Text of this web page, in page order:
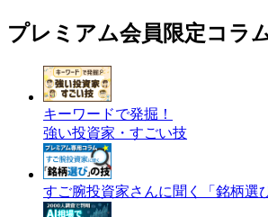
プレミアム会員限定コラ
キーワードで発掘！
強い投資家・すごい技
すご腕投資家さんに聞く「銘柄選